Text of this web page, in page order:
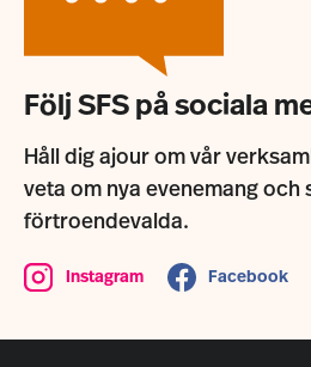
Följ SFS på sociala
Håll dig ajour om vår
veta om nya evenemang och
förtroendevalda.
Instagram Facebook